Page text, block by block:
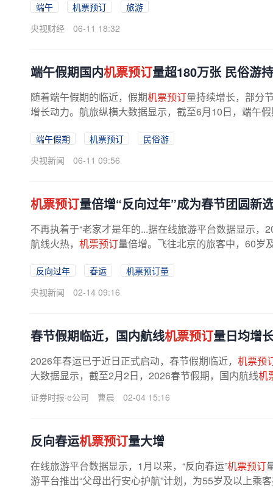
端午 机票预订
旅游
央视财经
06-11 18:32
端午假期国内机票预订量超180万张 民俗游
随着端午假期的临近，假期机票预订量持续增长，部分
增长动力。航旅纵横大数据显示，截至6月10日，端午
端午假期 机票预订
民俗游
央视新闻
06-11 09:56
机票预订量倍增“反向过年”成为春节团圆新
不再执着于“老家才是年的...据在线旅游平台数据显示
航线火热， 机票预订量倍增。飞往北京的旅客中，60岁
反向过年 春运
机票预订量
央视新闻
02-14 09:16
春节假期临近，国内航线机票预订量日均增
2026年春运已于近日正式启动，春节假期临近， 机票预
大数据显示，截至2月2日，2026春节假期，国内航线机
长约15%；出入境航线
证券时报·e公司 曹晨 02-04 15:16
反向春运机票预订量大增
在线旅游平台数据显示，1月以来，“反向春运”机票预订
游平台推出“父母出行安心护航”计划，为55岁及以上乘